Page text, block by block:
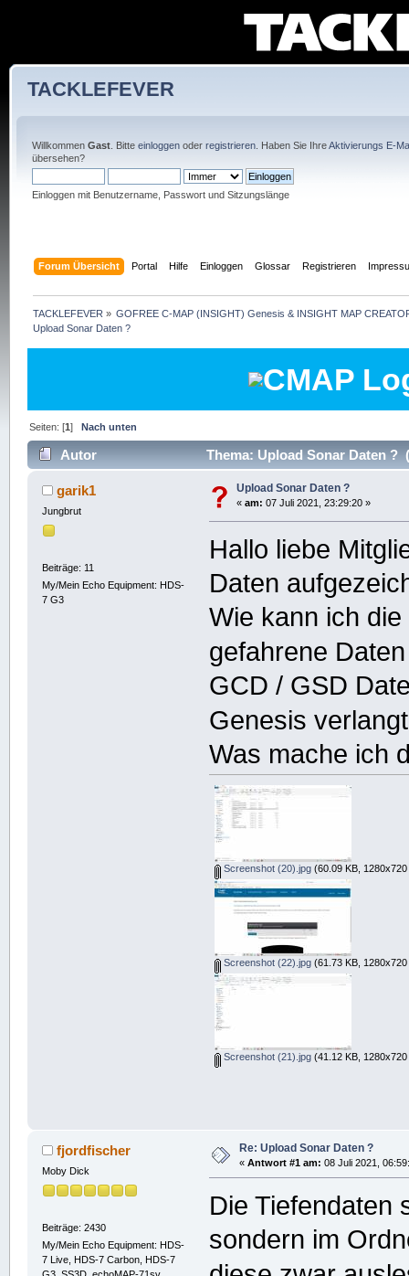
TACKLEFEVER
Willkommen Gast. Bitte einloggenoder registrieren. Haben Sie IhreAktivierungs E-
übersehen?
Einloggen mit Benutzername, Passwort und Sitzungslänge
Forum Übersicht Portal Hilfe Einloggen Glossar Registrieren
TACKLEFEVER » GOFREE C-MAP (INSIGHT) Genesis & INSIGHT MAP
Upload Sonar Daten ?
Seiten: [1]Nach unten
Autor Thema: Upload Sonar Daten ?
garik1
Jungbrut
Beiträge: 11
My/Mein Echo Equipment: HDS-
7 G3
Upload Sonar Daten ?
« am: 07 Juli 2021, 23:29:20 »
Hallo liebe
Daten
Wie kann ich
gefahrene
GCD / GSD
Genesis
Was mache ich
Screenshot (20).jpg(60.09 KB,
Screenshot (22).jpg(61.73 KB,
Screenshot (21).jpg(41.12 KB,
fjordfischer
Moby Dick
Beiträge: 2430
My/Mein Echo Equipment: HDS-
7 Live, HDS-7 Carbon, HDS-7
Re: Upload Sonar Daten ?
« Antwort #1 am: 08 Juli 2021,
Die Tiefendaten
sondern im